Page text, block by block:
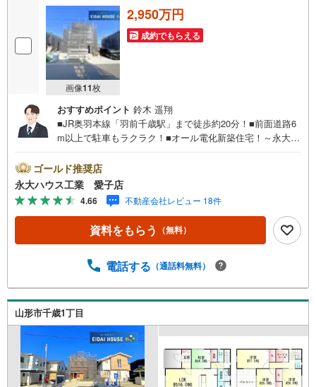
画像11枚
2,950万円
成約でもらえる
おすすめポイント 鈴木 遥翔
■JR奥羽本線「羽前千歳駅」まで徒歩約20分！■前面道路6
m以上で駐車もラクラク！■オール電化新築住宅！～永大ハ
開中！こちらでは当社の強みを大きく2つに分けてご紹介！
1.＜豊富な不動産知識＞戸建・マンション・土地…と種別
を問わず不動産を取り扱っております。さらに教育施設や
商業施設、子育て環境や行政などの地域情報を総合し、お
客様により良い物件選びをしていただけるよう、しっかり
とサポートさせていただきます。2.＜経験豊富なスタッフ
など住宅に関する様々なご相談はもちろん、ご購入時に気
させていただきます。各店舗ではキッズスペースも完備！
お子様連れのご家族皆様で、ぜひお越しください。営業時
間:10:00～18:00（定休日:火・水曜日 ※店舗により変動あ
り）現地のご案内も可能ですので、どうぞお気軽にお問い
合わせください！
ゴールド推奨店
永大ハウス工業 愛子店
4.66 不動産会社レビュー 18件
資料をもらう （無料）
電話する （通話料無料）
山形市千歳1丁目